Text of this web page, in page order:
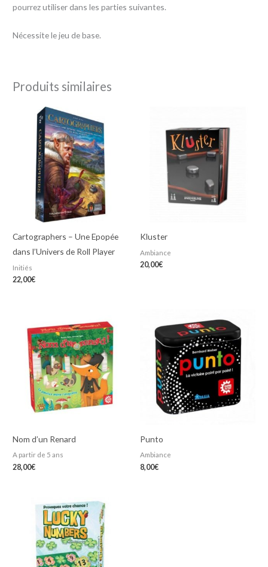
pourrez utiliser dans les parties suivantes.
Nécessite le jeu de base.
Produits similaires
Cartographers – Une Epopée
dans l’Univers de Roll Player
Initiés
22,00€
Kluster
Ambiance
20,00€
Nom d’un Renard
A partir de 5 ans
28,00€
Punto
Ambiance
8,00€